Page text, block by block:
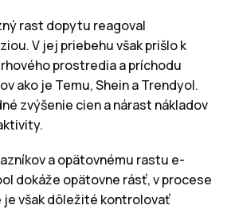
rast dopytu reagoval
V jej priebehu však prišlo k
prostredia a príchodu
ako je Temu, Shein a Trendyol.
zvýšenie cien a nárast nákladov
a opätovnému rastu e-
dokáže opätovne rásť, v procese
však dôležité kontrolovať